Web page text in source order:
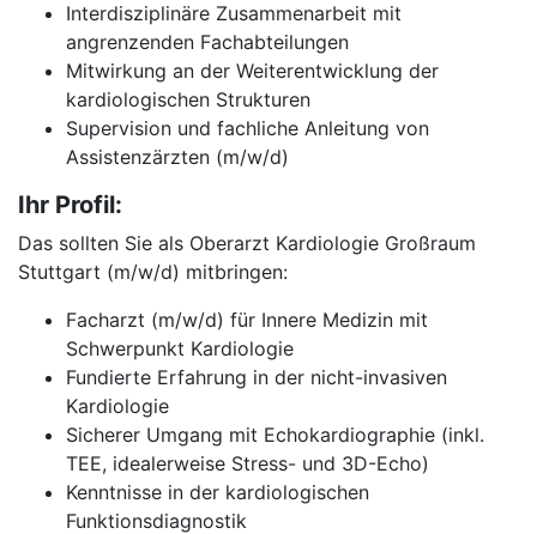
Interdisziplinäre Zusammenarbeit mit
angrenzenden Fachabteilungen
Mitwirkung an der Weiterentwicklung der
kardiologischen Strukturen
Supervision und fachliche Anleitung von
Assistenzärzten (m/w/d)
Ihr Profil:
Das sollten Sie als Oberarzt Kardiologie Großraum
Stuttgart (m/w/d) mitbringen:
Facharzt (m/w/d) für Innere Medizin mit
Schwerpunkt Kardiologie
Fundierte Erfahrung in der nicht-invasiven
Kardiologie
Sicherer Umgang mit Echokardiographie (inkl.
TEE, idealerweise Stress- und 3D-Echo)
Kenntnisse in der kardiologischen
Funktionsdiagnostik